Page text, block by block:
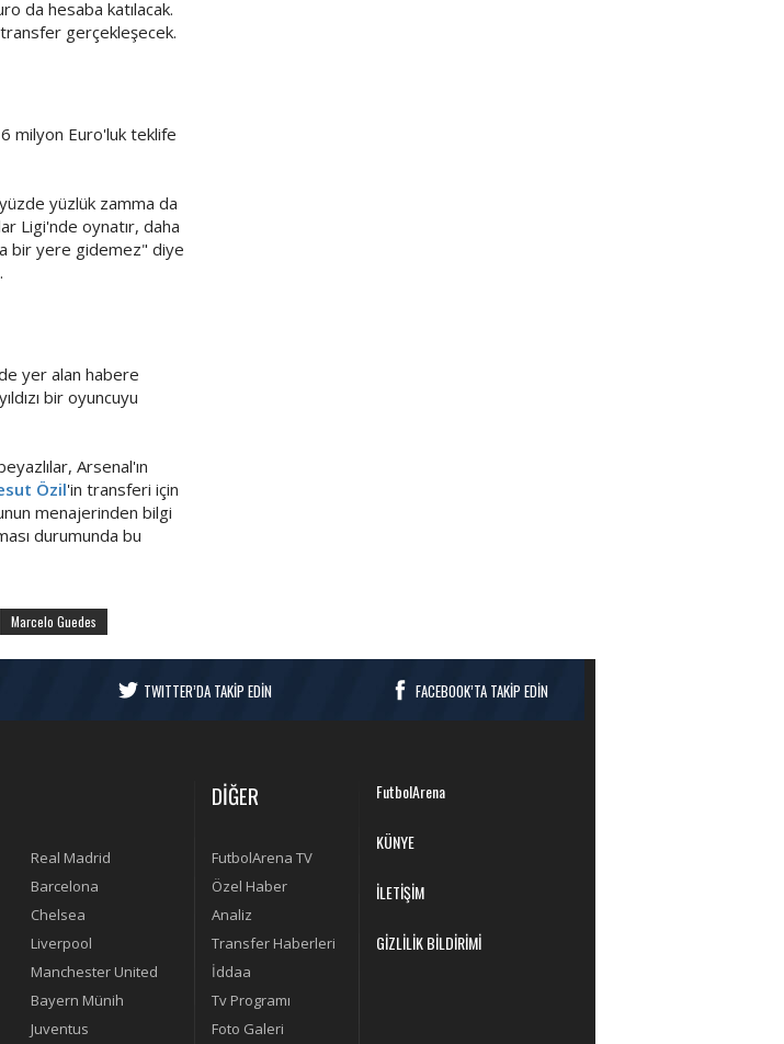
da hesaba katılacak.
gerçekleşecek.
milyon Euro'luk teklife
yüzlük zamma da
Ligi'nde oynatır, daha
bir yere gidemez" diye
yer alan habere
bir oyuncuyu
Arsenal'ın
Özil'in transferi için
menajerinden bilgi
durumunda bu
Marcelo Guedes
TWITTER’DA TAKİP EDİN FACEBOOK’TA TAKİP EDİN
Real Madrid
Barcelona
Chelsea
Liverpool
Manchester United
Bayern Münih
Juventus
DİĞER
FutbolArena TV
Özel Haber
Analiz
Transfer Haberleri
İddaa
Tv Programı
Foto Galeri
FutbolArena
KÜNYE
İLETİŞİM
GİZLİLİK BİLDİRİMİ